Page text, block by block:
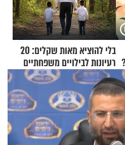
בלי להוציא מאות שקלים: 20
רעיונות לבילויים משפחתיים
כמעט בחינם